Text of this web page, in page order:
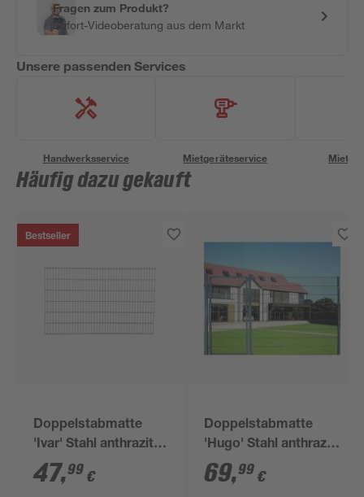
Fragen zum Produkt?
Sofort-Videoberatung aus dem Markt
Unsere passenden Services
Handwerksservice Mietgeräteservice
Häufig dazu gekauft
Bestseller
Doppelstabmatte
'Ivar' Stahl anthrazit
200 x 123 cm
47,99 €
Doppelstabmatte
'Hugo' Stahl anthrazit
200 x 180 cm
69,99 €